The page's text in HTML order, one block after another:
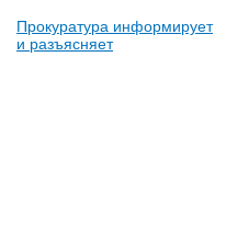
Прокуратура информирует
и разъясняет